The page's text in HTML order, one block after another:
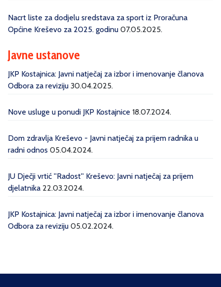
Nacrt liste za dodjelu sredstava za sport iz Proračuna
Općine Kreševo za 2025. godinu 07.05.2025.
Javne ustanove
JKP Kostajnica: Javni natječaj za izbor i imenovanje članova
Odbora za reviziju 30.04.2025.
Nove usluge u ponudi JKP Kostajnice 18.07.2024.
Dom zdravlja Kreševo - Javni natječaj za prijem radnika u
radni odnos 05.04.2024.
JU Dječji vrtić ''Radost'' Kreševo: Javni natječaj za prijem
djelatnika 22.03.2024.
JKP Kostajnica: Javni natječaj za izbor i imenovanje članova
Odbora za reviziju 05.02.2024.